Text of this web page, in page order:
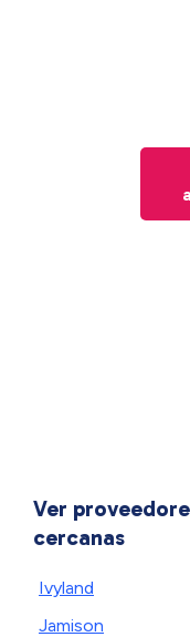
Ver
cercanas
Ivyland
Jamison